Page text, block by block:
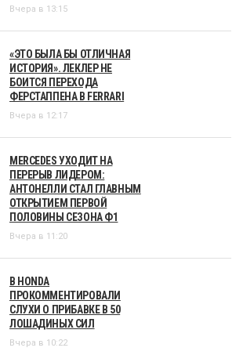
Вчера в 13:15
«ЭТО БЫЛА БЫ ОТЛИЧНАЯ
ИСТОРИЯ». ЛЕКЛЕР НЕ
БОИТСЯ ПЕРЕХОДА
ФЕРСТАППЕНА В FERRARI
Вчера в 12:17
MERCEDES УХОДИТ НА
ПЕРЕРЫВ ЛИДЕРОМ:
АНТОНЕЛЛИ СТАЛ ГЛАВНЫМ
ОТКРЫТИЕМ ПЕРВОЙ
ПОЛОВИНЫ СЕЗОНА Ф1
Вчера в 11:20
В HONDA
ПРОКОММЕНТИРОВАЛИ
СЛУХИ О ПРИБАВКЕ В 50
ЛОШАДИНЫХ СИЛ
Вчера в 10:22